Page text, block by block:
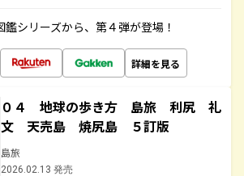
鑑シリーズから、第４弾が登場！
詳細を見る
０４ 地球の歩き方 島旅 利尻 礼
文 天売島 焼尻島 ５訂版
島旅
2026.02.13 発売